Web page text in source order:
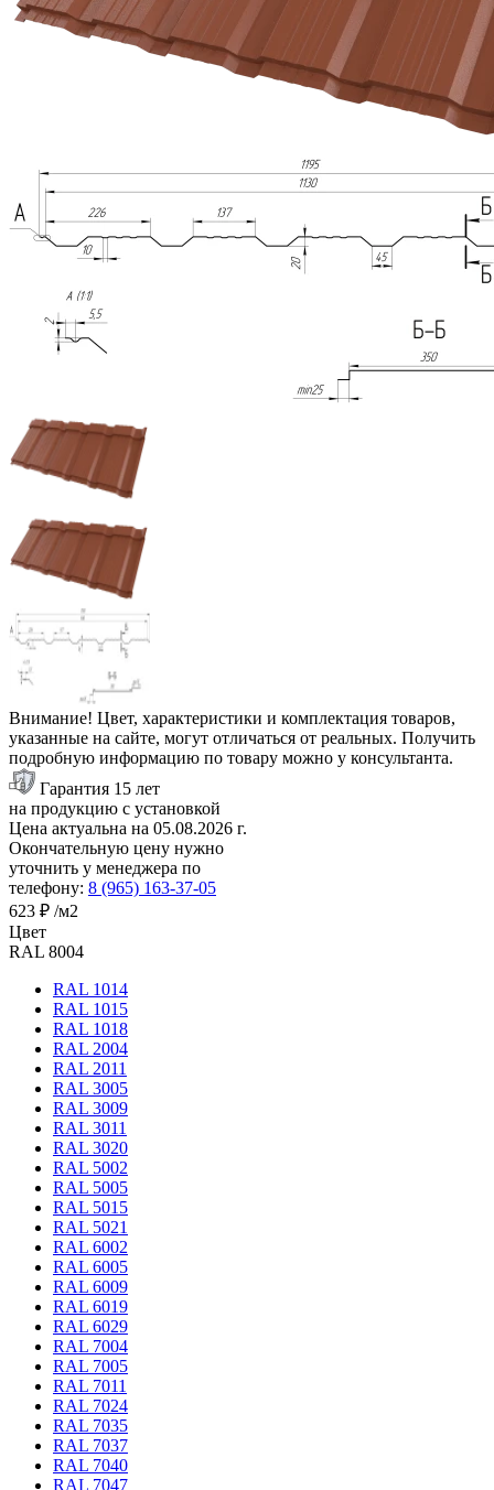
Внимание! Цвет, характеристики и комплектация товаров,
указанные на сайте, могут отличаться от реальных. Получить
подробную информацию по товару можно у консультанта.
Гарантия 15 лет
на продукцию с установкой
Цена актуальна на 05.08.2026 г.
Окончательную цену нужно
уточнить у менеджера по
телефону: 8 (965) 163-37-05
623 ₽ /м2
Цвет
RAL 8004
RAL 1014
RAL 1015
RAL 1018
RAL 2004
RAL 2011
RAL 3005
RAL 3009
RAL 3011
RAL 3020
RAL 5002
RAL 5005
RAL 5015
RAL 5021
RAL 6002
RAL 6005
RAL 6009
RAL 6019
RAL 6029
RAL 7004
RAL 7005
RAL 7011
RAL 7024
RAL 7035
RAL 7037
RAL 7040
RAL 7047